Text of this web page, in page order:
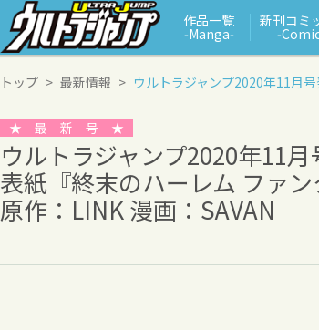
作品一覧
‑Manga‑
新刊コミ
トップ 最新情報 ウルトラジャンプ2020年11月号
★ 最 新 号 ★
ウルトラジャンプ2020年11月
表紙『終末のハーレム ファン
原作：LINK 漫画：SAVAN